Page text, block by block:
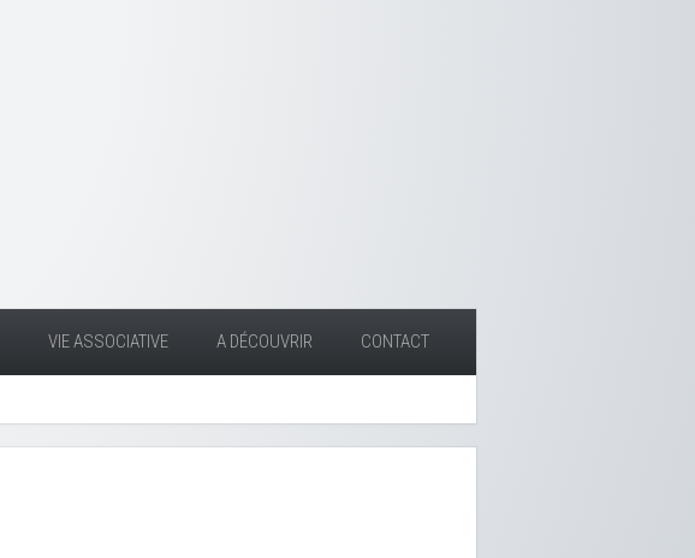
VIE ASSOCIATIVE A DÉCOUVRIR CONTACT